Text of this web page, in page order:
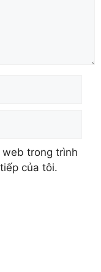
trong trình
của tôi.